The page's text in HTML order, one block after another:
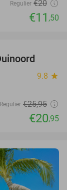
Regulier €20
€11 ,50
9.8 star
Regulier €25,95
€20,95